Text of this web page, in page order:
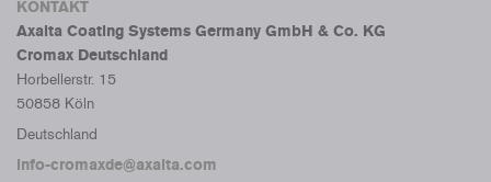
KONTAKT
Axalta Coating Systems Germany GmbH & Co. KG
Cromax Deutschland
Horbellerstr. 15
50858 Köln
Deutschland
info-cromaxde@axalta.com